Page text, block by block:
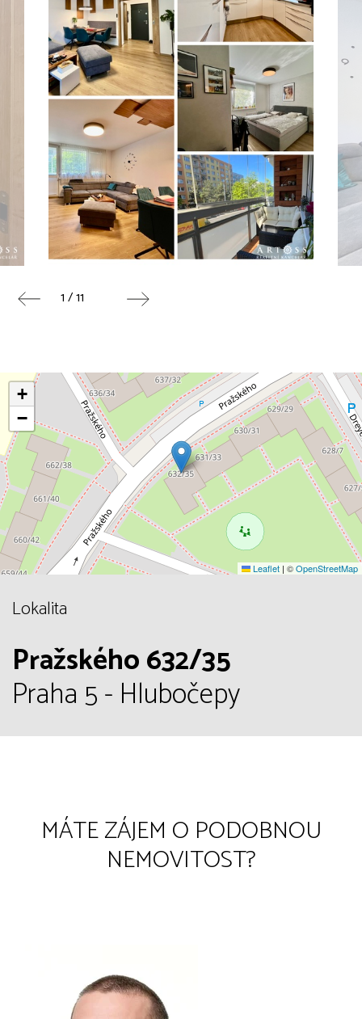
1 / 11
+
−
Leaflet | ©OpenStreetMap
Lokalita
Pražského 632/35
Praha 5 - Hlubočepy
MÁTE ZÁJEM O PODOBNOU
NEMOVITOST?